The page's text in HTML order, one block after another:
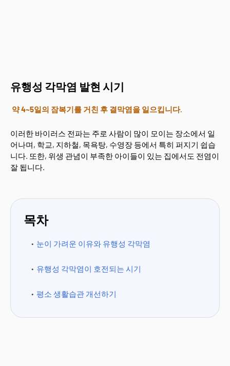
유행성 각막염 발현 시기
약 4~5일의 잠복기를 거친 후 결막염을 일으킵니다.
이러한 바이러스 전파는 주로 사람이 많이 모이는 장소에서 일
어나며, 학교, 지하철, 목욕탕, 수영장 등에서 특히 퍼지기 쉽습
니다. 또한, 위생 관념이 부족한 아이들이 있는 집에서도 전염이
잘 됩니다.
목차
눈이 가려운 이유와 유행성 각막염
유행성 각막염이 호전되는 시기
평소 생활습관 개선하기